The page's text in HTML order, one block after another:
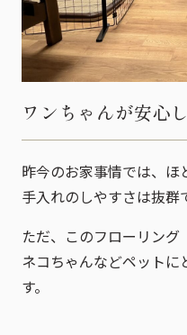
ワンちゃんが安心
昨今のお家事情では、ほ
手入れのしやすさは抜群
ただ、このフローリン
ネコちゃんなどペット
す。